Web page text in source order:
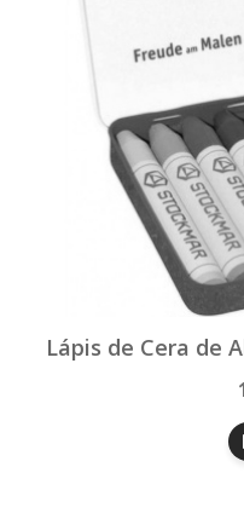
Lápis de Cera de